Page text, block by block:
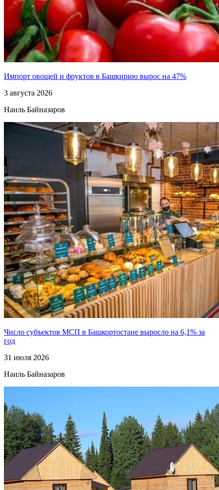
Импорт овощей и фруктов в Башкирию вырос на 47%
3 августа 2026
Наиль Байназаров
Число субъектов МСП в Башкортостане выросло на 6,1% за
год
31 июля 2026
Наиль Байназаров